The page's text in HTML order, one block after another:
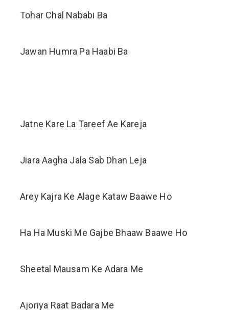
Tohar Chal Nababi Ba
Jawan Humra Pa Haabi Ba
Jatne Kare La Tareef Ae Kareja
Jiara Aagha Jala Sab Dhan Leja
Arey Kajra Ke Alage Kataw Baawe Ho
Ha Ha Muski Me Gajbe Bhaaw Baawe Ho
Sheetal Mausam Ke Adara Me
Ajoriya Raat Badara Me